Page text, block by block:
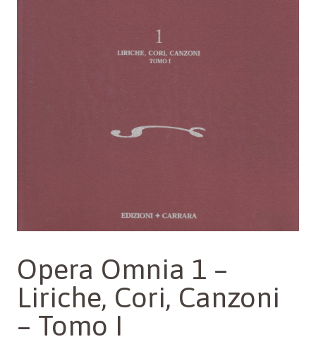
Opera Omnia 1 –
Liriche, Cori, Canzoni
– Tomo I